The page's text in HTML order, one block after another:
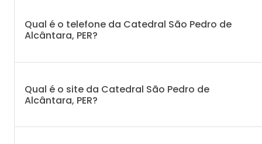
Qual é o telefone da Catedral São Pedro de
Alcântara, PER?
Qual é o site da Catedral São Pedro de
Alcântara, PER?